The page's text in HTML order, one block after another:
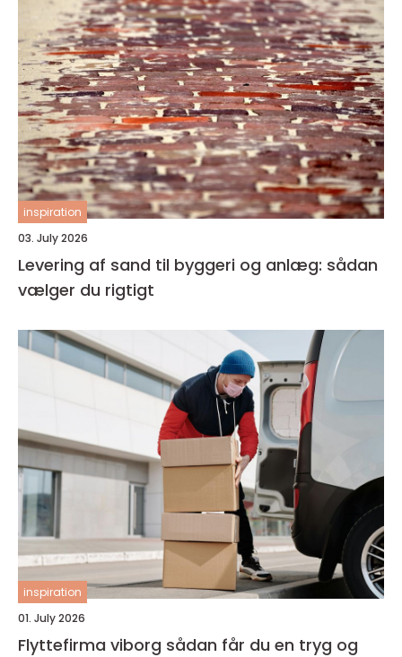
inspiration
03. July 2026
Levering af sand til byggeri og anlæg: sådan
vælger du rigtigt
inspiration
01. July 2026
Flyttefirma viborg sådan får du en tryg og